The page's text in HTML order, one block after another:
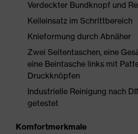
Verdeckter Bundknopf und
Keileinsatz im Schrittbereich
Knieformung durch Abnäher
Zwei Seitentaschen, eine
eine Beintasche links mit
Druckknöpfen
Industrielle Reinigung nach
getestet
Komfortmerkmale